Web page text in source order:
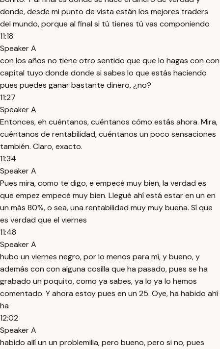
donde, desde mi punto de vista están los mejores traders
del mundo, porque al final si tú tienes tú vas componiendo
11:18
Speaker A
con los años no tiene otro sentido que que lo hagas con con
capital tuyo donde donde si sabes lo que estás haciendo
pues puedes ganar bastante dinero, ¿no?
11:27
Speaker A
Entonces, eh cuéntanos, cuéntanos cómo estás ahora. Mira,
cuéntanos de rentabilidad, cuéntanos un poco sensaciones
también. Claro, exacto.
11:34
Speaker A
Pues mira, como te digo, e empecé muy bien, la verdad es
que empez empecé muy bien. Llegué ahí está estar en un en
un más 80%, o sea, una rentabilidad muy muy buena. Sí que
es verdad que el viernes
11:48
Speaker A
hubo un viernes negro, por lo menos para mí, y bueno, y
además con con alguna cosilla que ha pasado, pues se ha
grabado un poquito, como ya sabes, ya lo ya lo hemos
comentado. Y ahora estoy pues en un 25. Oye, ha habido ahí
ha
12:02
Speaker A
habido allí un un problemilla, pero bueno, pero si no, pues